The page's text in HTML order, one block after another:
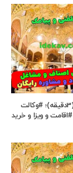
بانک اطلاعاتی کسب و کار #مشاوره رایگان (3دقیقه)؛ #وکالت
و ویزا و خرید